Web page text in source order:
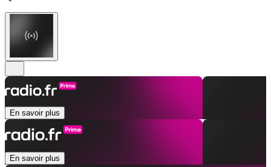
En savoir plus
En savoir plus